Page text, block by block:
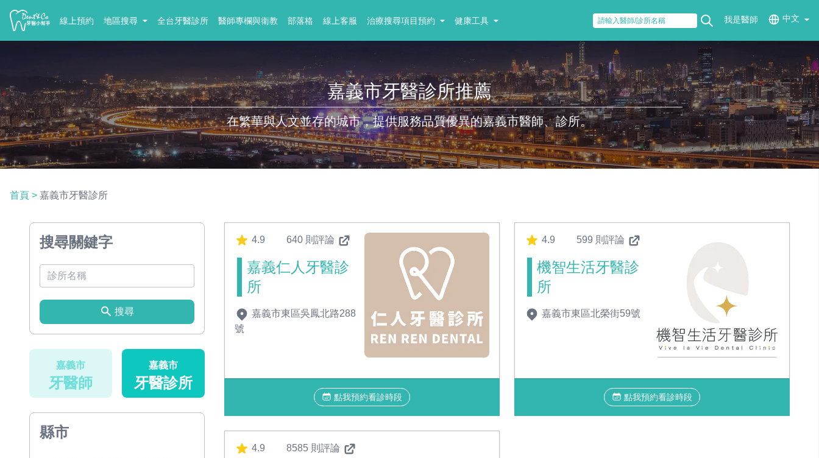
線上預約 地區搜尋 全台牙醫診所 醫師專欄與衛教 部落格 線上客服 治療搜尋項目預約 健康工具 我是醫師 中文
嘉義市牙醫診所推薦
在繁華與人文並存的城市，提供服務品質優異的嘉義市醫師、診所。
首頁 > 嘉義市牙醫診所
搜尋關鍵字
搜尋
嘉義市
牙醫師
嘉義市
牙醫診所
縣市
4.9 640 則評論
嘉義仁人牙醫診
所
嘉義市東區吳鳳北路288
號
點我預約看診時段
4.9 599 則評論
機智生活牙醫診
所
嘉義市東區北榮街59號
點我預約看診時段
4.9 8585 則評論